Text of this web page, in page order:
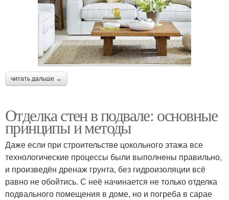
читать дальше →
Отделка стен в подвале: основные
принципы и методы
Даже если при строительстве цокольного этажа все
технологические процессы были выполнены правильно,
и произведён дренаж грунта, без гидроизоляции всё
равно не обойтись. С неё начинается не только отделка
подвального помещения в доме, но и погреба в сарае